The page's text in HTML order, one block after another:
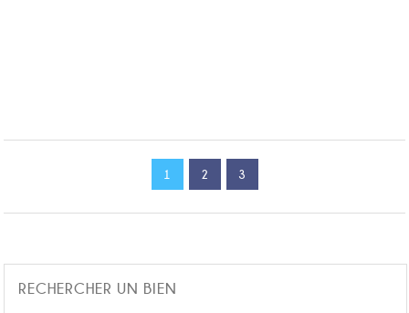
1 2 3
RECHERCHER UN BIEN